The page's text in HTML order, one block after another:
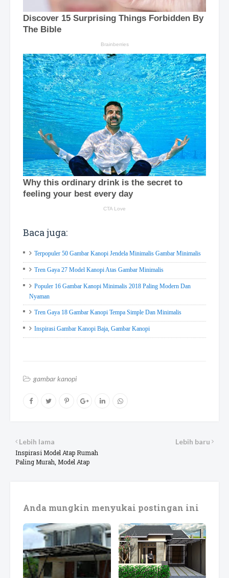
Baca juga:
Terpopuler 50 Gambar Kanopi Jendela Minimalis Gambar Minimalis
Tren Gaya 27 Model Kanopi Atas Gambar Minimalis
Populer 16 Gambar Kanopi Minimalis 2018 Paling Modern Dan
Nyaman
Tren Gaya 18 Gambar Kanopi Tempa Simple Dan Minimalis
Inspirasi Gambar Kanopi Baja, Gambar Kanopi
gambar kanopi
Lebih baru
Lebih lama
Inspirasi Model Atap Rumah
Paling Murah, Model Atap
Anda mungkin menyukai postingan ini